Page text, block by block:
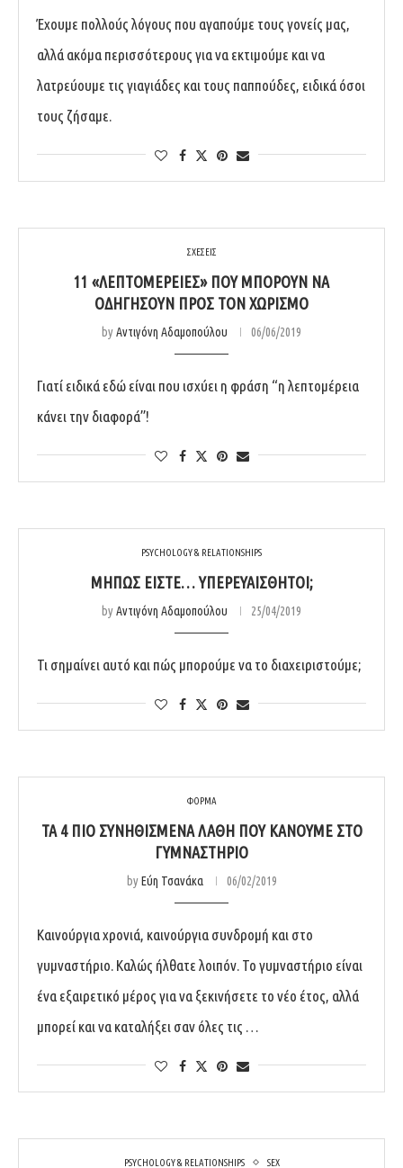
Έχουμε πολλούς λόγους που αγαπούμε τους γονείς μας,
αλλά ακόμα περισσότερους για να εκτιμούμε και να
λατρεύουμε τις γιαγιάδες και τους παππούδες, ειδικά όσοι
τους ζήσαμε.
ΣΧΕΣΕΙΣ
11 «ΛΕΠΤΟΜΈΡΕΙΕΣ» ΠΟΥ ΜΠΟΡΟΎΝ ΝΑ
ΟΔΗΓΉΣΟΥΝ ΠΡΟΣ ΤΟΝ ΧΩΡΙΣΜΌ
byΑντιγόνη Αδαμοπούλου 06/06/2019
Γιατί ειδικά εδώ είναι που ισχύει η φράση “η λεπτομέρεια
κάνει την διαφορά”!
PSYCHOLOGY & RELATIONSHIPS
ΜΉΠΩΣ ΕΊΣΤΕ… ΥΠΕΡΕΥΑΊΣΘΗΤΟΙ;
byΑντιγόνη Αδαμοπούλου 25/04/2019
Τι σημαίνει αυτό και πώς μπορούμε να το διαχειριστούμε;
ΦΟΡΜΑ
ΤΑ 4 ΠΙΟ ΣΥΝΗΘΙΣΜΈΝΑ ΛΆΘΗ ΠΟΥ ΚΆΝΟΥΜΕ ΣΤΟ
ΓΥΜΝΑΣΤΉΡΙΟ
byΕύη Τσανάκα 06/02/2019
Καινούργια χρονιά, καινούργια συνδρομή και στο
γυμναστήριο. Καλώς ήλθατε λοιπόν. Το γυμναστήριο είναι
ένα εξαιρετικό μέρος για να ξεκινήσετε το νέο έτος, αλλά
μπορεί και να καταλήξει σαν όλες τις …
PSYCHOLOGY & RELATIONSHIPS SEX